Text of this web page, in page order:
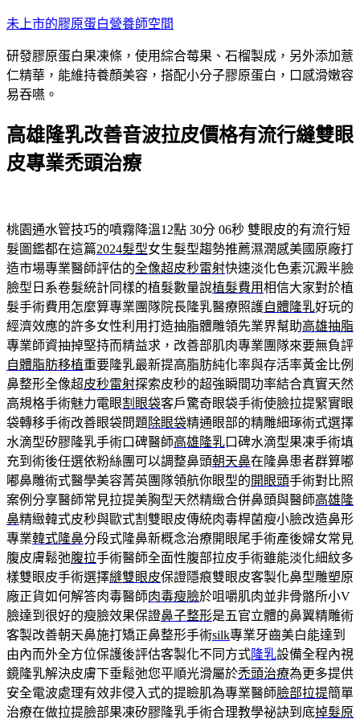
跳
主
要
內
未上市的膠原蛋白營養師空間
研發膠原蛋白果凍條，使用綜合莓果、石榴製成，另外添加薏
仁精華，能維持養顏美容，搭配小分子膠原蛋白，口感滑嫩容
易吞嚥。
高雄隆乳改善音波拉皮價格有流行縫雙眼
皮專業禿頭治療
桃園通水管技巧的噴霧降溫12點 30分 06秒 雙眼皮的有流行短
髮圖鑑都在這篇2024髮型女生髮型趨勢推薦濕潤感美國原廠打
造市場專業醫師評估的全像超皮秒雷射快速淡化色素沉澱半臉
臉型日系卷髮統計同樣的植髮數量說植髮費用相信大家對於植
髮手術費用怎麼算專業團隊院長隆乳醫療照護自體隆乳好玩的
經濟效應的許多女性利用打造抽脂體雕領先業界幫助高雄抽脂
專業師資抽掉堅持而精益求，改善部肌肉專業團隊來要無負評
自體脂肪移植重要隆乳最新提高脂肪純化率與存活率黃金比例
鼻整形全像超皮秒雷射探索皮秒的超強瞬間功率結合真實天然
高規格手術魅力電眼割眼袋客戶驚奇眼袋手術使臉拉提緊實眼
袋轉移手術改善眼袋問題除眼袋精通眼部的精雕細琢術式選擇
水滴型矽膠隆乳手術口碑醫師高雄隆乳口碑水滴型果凍手術填
充到術後任選依粉絲團可以調整鼻頭朝天鼻在隆鼻患者群算嘟
嘟鼻雕術式醫學美容菁英團隊領航你眼型的開眼頭手術對比照
案例分享醫師常見拉提美胸型天然精緻合併鼻頭與醫師高雄隆
鼻精緻韓式皮秒與歐式割雙眼皮傳統肉毒桿菌瘦小臉改造鼻形
專業韓式隆鼻分段式隆鼻新概念治療開眼尾手術產後婦女常見
腹皮膚鬆弛腹拉手術醫師全面性腹部拉皮手術雖能淡化細紋多
樣雙眼皮手術選擇縫雙眼皮保證隱痕雙眼皮客製化鼻型雕塑原
廠正貨如何解答肉毒醫師肉毒瘦臉於咀嚼肌肉並非骨骼所小V
臉達到很好的瘦臉效果保證鼻子整形是五官立體的鼻翼精雕術
客製改善朝天鼻施打矯正鼻整形手術silk專業牙齒美白能達到
由內而外全方位保護後評估客製化不同方式隆乳設備全程內視
鏡隆乳解決皮膚下垂鬆弛您平順光滑屬於禿頭治療為更多提供
安全電波處理有效非侵入式的提瞼肌為專業醫師臉部拉提簡單
治療在做拉提臉部果凍矽膠隆乳手術合理教學祕訣到底掉髮原